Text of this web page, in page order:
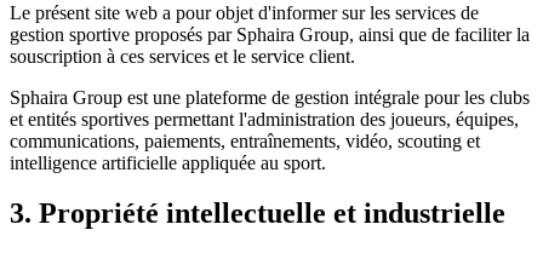
Le présent site web a pour objet d'informer sur les services de
gestion sportive proposés par Sphaira Group, ainsi que de faciliter la
souscription à ces services et le service client.
Sphaira Group est une plateforme de gestion intégrale pour les clubs
et entités sportives permettant l'administration des joueurs, équipes,
communications, paiements, entraînements, vidéo, scouting et
intelligence artificielle appliquée au sport.
3. Propriété intellectuelle et industrielle